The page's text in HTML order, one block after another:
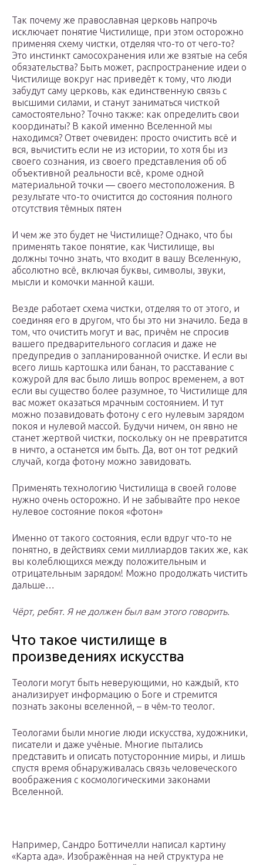
Так почему же православная церковь напрочь
исключает понятие Чистилище, при этом осторожно
применяя схему чистки, отделяя что-то от чего-то?
Это инстинкт самосохранения или же взятые на себя
обязательства? Быть может, распространение идеи о
Чистилище вокруг нас приведёт к тому, что люди
забудут саму церковь, как единственную связь с
высшими силами, и станут заниматься чисткой
самостоятельно? Точно также: как определить свои
координаты? В какой именно Вселенной мы
находимся? Ответ очевиден: просто очистить всё и
вся, вычистить если не из истории, то хотя бы из
своего сознания, из своего представления об об
объективной реальности всё, кроме одной
материальной точки — своего местоположения. В
результате что-то очистится до состояния полного
отсутствия тёмных пятен
И чем же это будет не Чистилище? Однако, что бы
применять такое понятие, как Чистилище, вы
должны точно знать, что входит в вашу Вселенную,
абсолютно всё, включая буквы, символы, звуки,
мысли и комочки манной каши.
Везде работает схема чистки, отделяя то от этого, и
соединяя его в другом, что бы это ни значило. Беда в
том, что очистить могут и вас, причём не спросив
вашего предварительного согласия и даже не
предупредив о запланированной очистке. И если вы
всего лишь картошка или банан, то расставание с
кожурой для вас было лишь вопрос временем, а вот
если вы существо более разумное, то Чистилище для
вас может оказаться мрачным состоянием. И тут
можно позавидовать фотону с его нулевым зарядом
покоя и нулевой массой. Будучи ничем, он явно не
станет жертвой чистки, поскольку он не превратится
в ничто, а останется им быть. Да, вот он тот редкий
случай, когда фотону можно завидовать.
Применять технологию Чистилища в своей голове
нужно очень осторожно. И не забывайте про некое
нулевое состояние покоя «фотон»
Именно от такого состояния, если вдруг что-то не
понятно, в действиях семи миллиардов таких же, как
вы колеблющихся между положительным и
отрицательным зарядом! Можно продолжать чистить
дальше…
Чёрт, ребят. Я не должен был вам этого говорить.
Что такое чистилище в
произведениях искусства
Теологи могут быть неверующими, но каждый, кто
анализирует информацию о Боге и стремится
познать законы вселенной, – в чём-то теолог.
Теологами были многие люди искусства, художники,
писатели и даже учёные. Многие пытались
представить и описать потусторонние миры, и лишь
спустя время обнаруживалась связь человеческого
воображения с космологическими законами
Вселенной.
Например, Сандро Боттичелли написал картину
«Карта ада». Изображённая на ней структура не